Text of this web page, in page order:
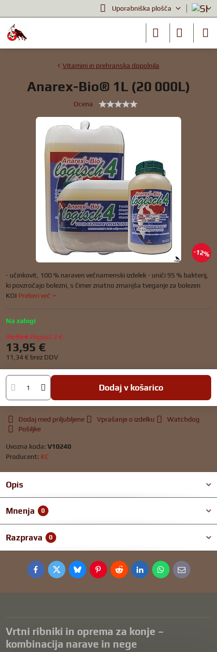
Uporabniška plošča
12%
Vitamini in prehranska dopolnila
Anarex-Bio® 1L (20 000L)
Ocena
- učinkovit, 100 % naraven večnamenski izdelek - uniči 95 % bakterij,
ki povzročajo bolezni, s čimer znatno zmanjša tveganje za bolezen
KOI Preberi več
Na zalogi
15,95 € Popust 2 €
13,95 €
11,34 € brez DDV
Dodaj v košarico
Dodaj med priljubljene Vprašanje o izdelku
Watchdog
Pošiljke
Uvozna koda: V10240
Producent: KC
Opis
Mnenja 0
Razprava 0
FacebookTwitterBlueskyPinterestRedditLinkedInWhatsApp
E-
mail
Vrtni ribniki in oprema za konje –
kombinacija narave in nege